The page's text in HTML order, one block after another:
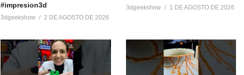
Contato:
#3DGeekShow #Impressão3D #Impressora3D #3DPrinter #3DPrinting
#TutorialImpressão3D
#impresion3d
3dgeekshow 2 DE AGOSTO DE 2026
3dgeekshow 1 DE AGOSTO DE 2026